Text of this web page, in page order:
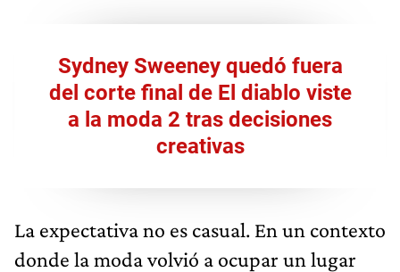
Sydney Sweeney quedó fuera
del corte final de El diablo viste
a la moda 2 tras decisiones
creativas
La expectativa no es casual. En un contexto
donde la moda volvió a ocupar un lugar